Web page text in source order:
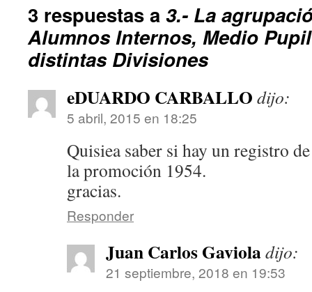
3 respuestas a 3.- La
Alumnos Internos, Medio
distintas Divisiones
eDUARDO CARBALLO dijo:
5 abril, 2015 en 18:25
Quisiea saber si hay un registro
la promoción 1954.
gracias.
Responder
Juan Carlos Gavioladijo:
21 septiembre, 2018 en 19:53